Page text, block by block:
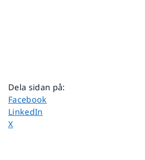
Dela sidan på:
Dela sidan på
Facebook
Dela sidan på
LinkedIn
Dela sidan på
X